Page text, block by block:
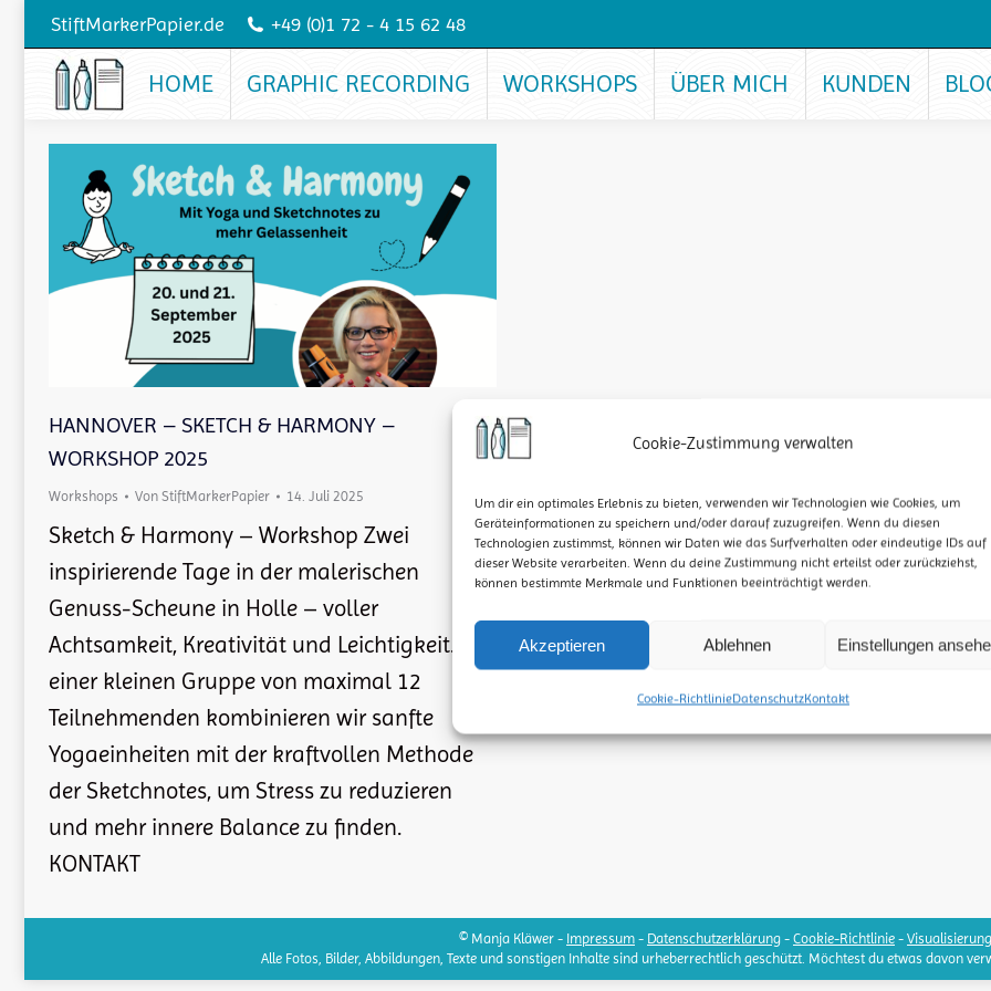
Cookie-Zustimmung verwalten
Um dir ein optimales Erlebnis zu bieten, verwenden wir Technologien wie Cookies, um
Geräteinformationen zu speichern und/oder darauf zuzugreifen. Wenn du diesen
Technologien zustimmst, können wir Daten wie das Surfverhalten oder eindeutige IDs auf
dieser Website verarbeiten. Wenn du deine Zustimmung nicht erteilst oder zurückziehst,
können bestimmte Merkmale und Funktionen beeinträchtigt werden.
Akzeptieren Ablehnen Einstellungen
Cookie-RichtlinieDatenschutzKontakt
StiftMarkerPapier.de +49 (0)1 72 - 4 15 62 48
HOME GRAPHIC RECORDING WORKSHOPS ÜBER MICH KUNDEN
HANNOVER – SKETCH & HARMONY –
WORKSHOP 2025
Workshops Von StiftMarkerPapier 14. Juli 2025
Sketch & Harmony – Workshop Zwei
inspirierende Tage in der malerischen
Genuss-Scheune in Holle – voller
Achtsamkeit, Kreativität und Leichtigkeit. In
einer kleinen Gruppe von maximal 12
Teilnehmenden kombinieren wir sanfte
Yogaeinheiten mit der kraftvollen Methode
der Sketchnotes, um Stress zu reduzieren
und mehr innere Balance zu finden.
KONTAKT
© Manja Kläwer - Impressum - Datenschutzerklärung - Cookie-Richtlinie -
Alle Fotos, Bilder, Abbildungen, Texte und sonstigen Inhalte sind urheberrechtlich geschützt. Möchtest du etwas davon